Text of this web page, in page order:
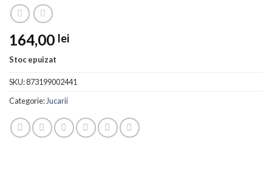
164,00 lei
Stoc epuizat
SKU:873199002441
Categorie: Jucarii